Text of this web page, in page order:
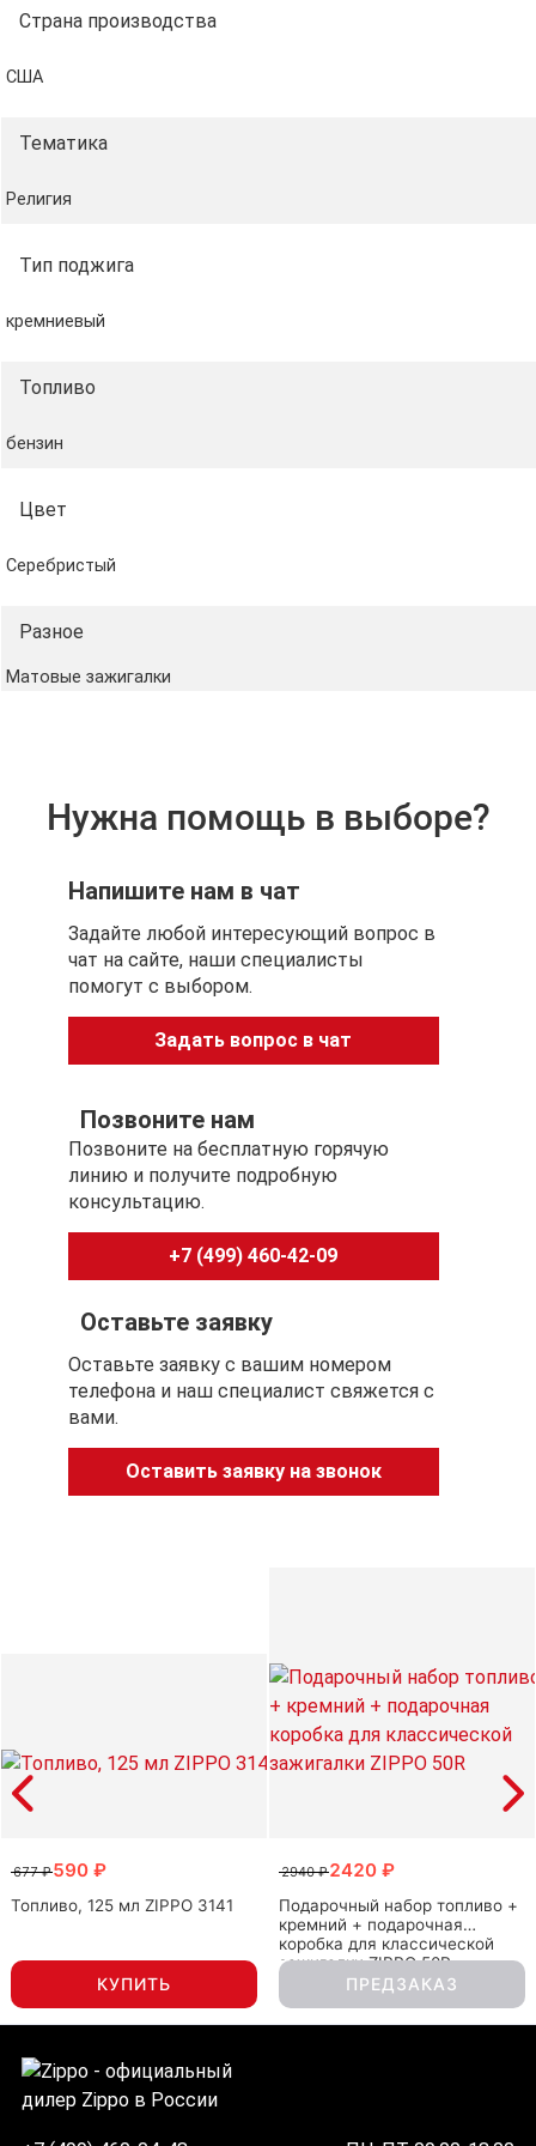
Топливо Zippo.
Примечание
расходные материалы можно приобрести отдельно у
Страна производства
США
Тематика
Религия
Тип поджига
кремниевый
Топливо
бензин
Цвет
Серебристый
Разное
Матовые зажигалки
Нужна помощь в выборе?
Напишите нам в чат
Задайте любой интересующий вопрос в
чат на сайте, наши специалисты
помогут с выбором.
Задать вопрос в чат
Позвоните нам
Позвоните на бесплатную горячую
линию и получите подробную
консультацию.
+7 (499) 460-42-09
Оставьте заявку
Оставьте заявку с вашим номером
телефона и наш специалист свяжется с
вами.
Оставить заявку на звонок
677 ₽590 ₽
Топливо, 125 мл ZIPPO 3141
КУПИТЬ
2940 ₽2420 ₽
Подарочный набор топливо +
кремний + подарочная
коробка для классической
зажигалки ZIPPO 50R
ПРЕДЗАКАЗ